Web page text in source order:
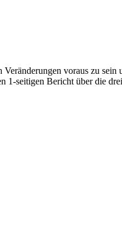
voraus zu
1-seitigen Bericht über die